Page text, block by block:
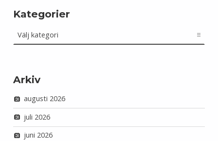
Kategorier
Arkiv
augusti 2026
juli 2026
juni 2026